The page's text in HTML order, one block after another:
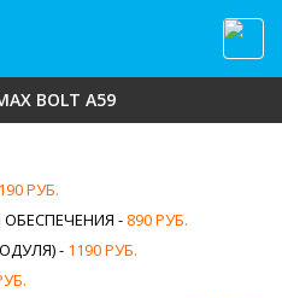
BOLT A59
РУБ.
- 890 РУБ.
- 1190 РУБ.